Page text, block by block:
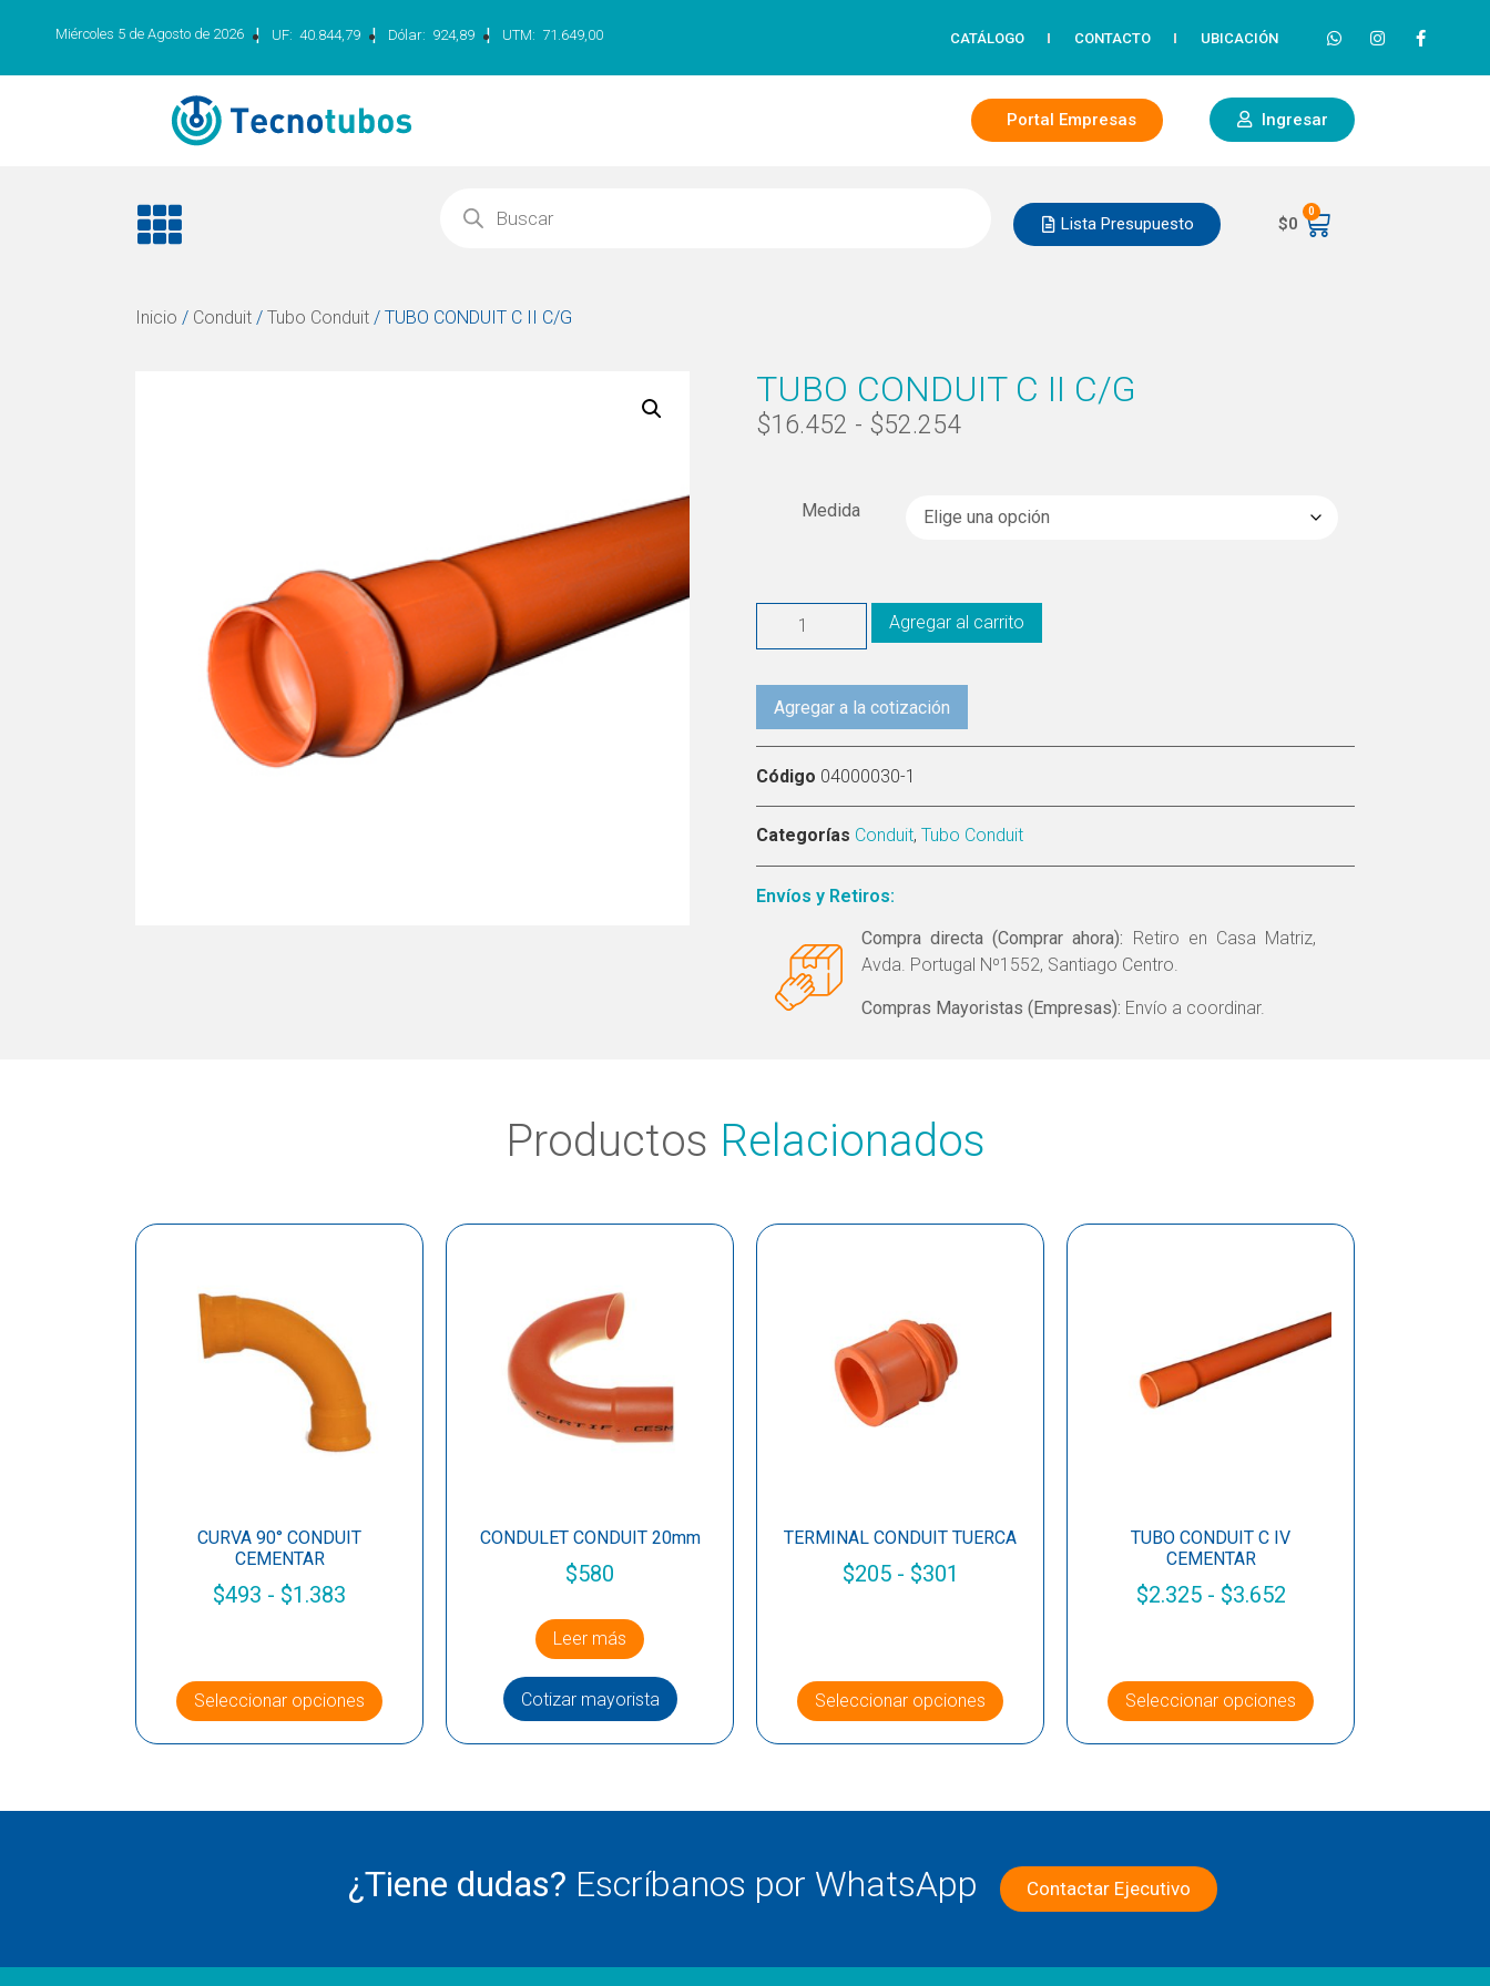
Miércoles 5 de Agosto de 2026 | UF: 40.844,79 | Dólar: 924,89 | UTM: 71.649,00 CATÁLOGO CONTACTO UBICACIÓN
Portal Empresas Ingresar
Lista Presupuesto $0
0
Inicio / Conduit / Tubo Conduit / TUBO CONDUIT C II C/G
TUBO CONDUIT C II C/G
$16.452 - $52.254
Medida
Agregar al carrito
Agregar a la cotización
Código 04000030-1
Categorías Conduit, Tubo Conduit
Envíos y Retiros:
Compra directa (Comprar ahora): Retiro en Casa Matriz,
Avda. Portugal Nº1552, Santiago Centro.
Compras Mayoristas (Empresas): Envío a coordinar.
Productos Relacionados
CURVA 90° CONDUIT
CEMENTAR
$493 - $1.383
Seleccionar opciones
CONDULET CONDUIT 20mm
$580
Leer más
Cotizar mayorista
TERMINAL CONDUIT TUERCA
$205 - $301
Seleccionar opciones
TUBO CONDUIT C IV
CEMENTAR
$2.325 - $3.652
Seleccionar opciones
¿Tiene dudas? Escríbanos por WhatsApp Contactar Ejecutivo